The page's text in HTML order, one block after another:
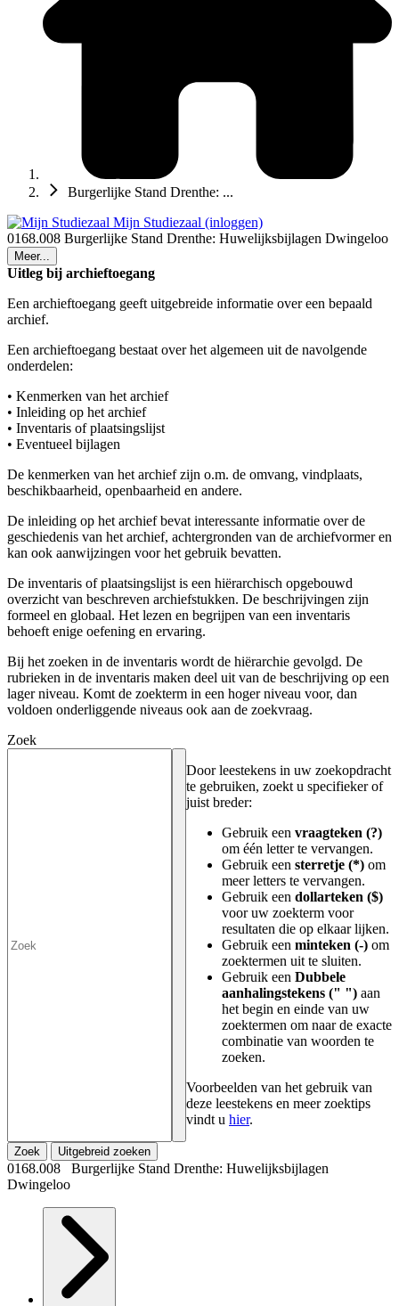
Burgerlijke Stand Drenthe: ...
Mijn Studiezaal (inloggen)
0168.008 Burgerlijke Stand Drenthe: Huwelijksbijlagen Dwingeloo
Meer...
Uitleg bij archieftoegang
Een archieftoegang geeft uitgebreide informatie over een bepaald
archief.
Een archieftoegang bestaat over het algemeen uit de navolgende
onderdelen:
• Kenmerken van het archief
• Inleiding op het archief
• Inventaris of plaatsingslijst
• Eventueel bijlagen
De kenmerken van het archief zijn o.m. de omvang, vindplaats,
beschikbaarheid, openbaarheid en andere.
De inleiding op het archief bevat interessante informatie over de
geschiedenis van het archief, achtergronden van de archiefvormer en
kan ook aanwijzingen voor het gebruik bevatten.
De inventaris of plaatsingslijst is een hiërarchisch opgebouwd
overzicht van beschreven archiefstukken. De beschrijvingen zijn
formeel en globaal. Het lezen en begrijpen van een inventaris
behoeft enige oefening en ervaring.
Bij het zoeken in de inventaris wordt de hiërarchie gevolgd. De
rubrieken in de inventaris maken deel uit van de beschrijving op een
lager niveau. Komt de zoekterm in een hoger niveau voor, dan
voldoen onderliggende niveaus ook aan de zoekvraag.
Zoek
Door leestekens in uw zoekopdracht
te gebruiken, zoekt u specifieker of
juist breder:
Gebruik een vraagteken (?)
om één letter te vervangen.
Gebruik een sterretje (*) om
meer letters te vervangen.
Gebruik een dollarteken ($)
voor uw zoekterm voor
resultaten die op elkaar lijken.
Gebruik een minteken (-) om
zoektermen uit te sluiten.
Gebruik een Dubbele
aanhalingstekens (" ") aan
het begin en einde van uw
zoektermen om naar de exacte
combinatie van woorden te
zoeken.
Voorbeelden van het gebruik van
deze leestekens en meer zoektips
vindt u hier.
Zoek Uitgebreid zoeken
0168.008 Burgerlijke Stand Drenthe: Huwelijksbijlagen
Dwingeloo